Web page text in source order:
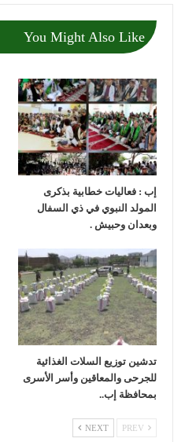
You Might Also Like
إب : فعاليات خطابية بذكرى
المولد النبوي في ذي السفال
وبعدان وحبيش .
تدشين توزيع السلات الغذائية
للجرحى والمعاقين وأسر الأسرى
بمحافظة إب..
NEXT